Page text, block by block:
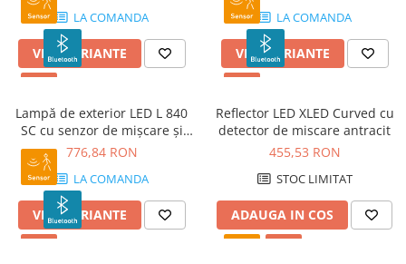
LA COMANDA
VEZI VARIANTE
LA COMANDA
VEZI VARIANTE
Lampă de exterior LED L 840
SC cu senzor de mișcare și
Bluetooth Antracit
776,84 RON
LA COMANDA
VEZI VARIANTE
Reflector LED XLED Curved cu
detector de miscare antracit
455,53 RON
STOC LIMITAT
ADAUGA IN COS